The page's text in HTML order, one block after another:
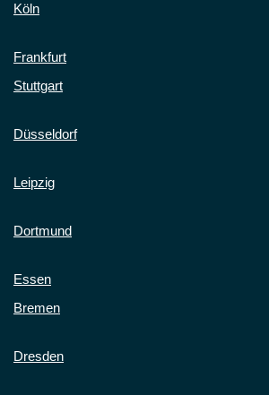
Köln
Frankfurt
Stuttgart
Düsseldorf
Leipzig
Dortmund
Essen
Bremen
Dresden